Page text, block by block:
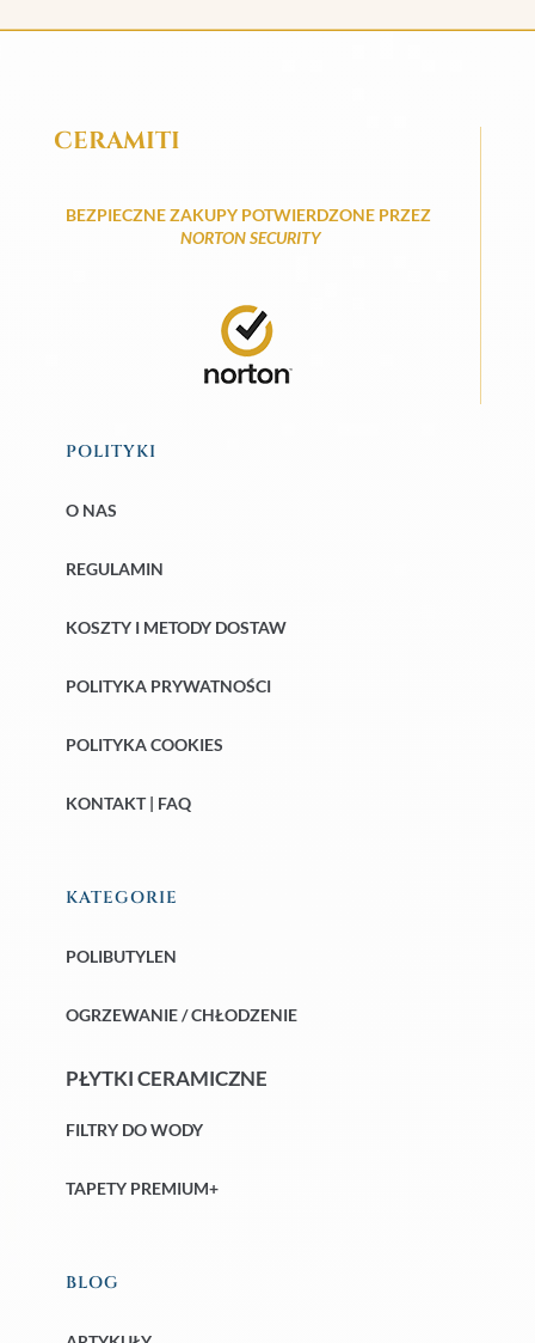
CERAMITI
BEZPIECZNE ZAKUPY POTWIERDZONE PRZEZ
NORTON SECURITY
POLITYKI
O NAS
REGULAMIN
KOSZTY I METODY DOSTAW
POLITYKA PRYWATNOŚCI
POLITYKA COOKIES
KONTAKT | FAQ
KATEGORIE
POLIBUTYLEN
OGRZEWANIE / CHŁODZENIE
PŁYTKI CERAMICZNE
FILTRY DO WODY
TAPETY PREMIUM+
BLOG